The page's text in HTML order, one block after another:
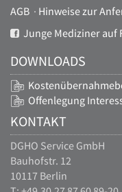
AGB · Hinweise zur
Junge Mediziner auf
DOWNLOADS
Offenlegung
KONTAKT
DGHO Service GmbH
Bauhofstr. 12
10117 Berlin